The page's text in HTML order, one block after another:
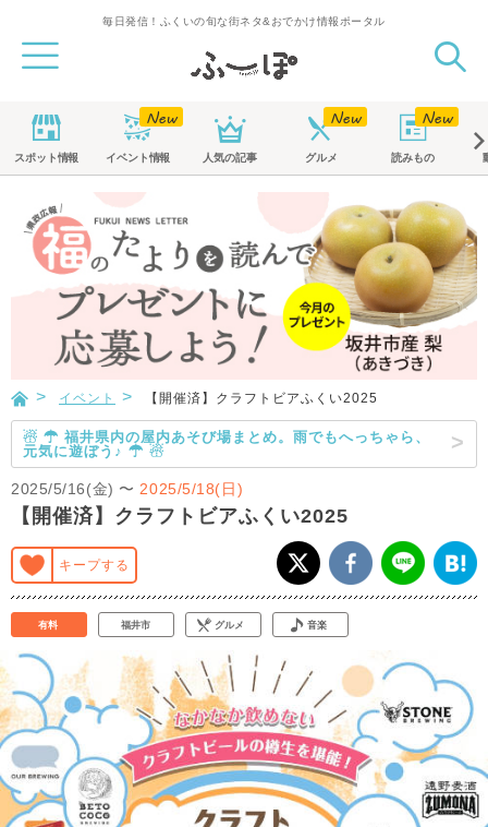
毎日発信！ふくいの旬な街ネタ&おでかけ情報ポータル
スポット情報 イベント情報 人気の記事 グルメ 読みもの
イベント 【開催済】クラフトビアふくい2025
☃ ☂ 福井県内の屋内あそび場まとめ。雨でもへっちゃら、
元気に遊ぼう♪ ☂ ☃
2025/5/16(金) 〜 2025/5/18(日)
【開催済】クラフトビアふくい2025
キープする
有料 福井市 グルメ 音楽